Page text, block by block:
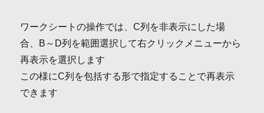
ワークシートの操作では、C列を非表示にした場
合、B～D列を範囲選択して右クリックメニューから
再表示を選択します
この様にC列を包括する形で指定することで再表示
できます